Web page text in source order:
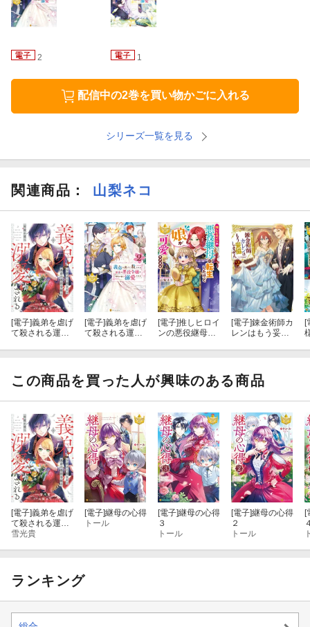
2 1
配信中の2巻を買い物かごに入れる
シリーズ一覧を見る
関連商品 ： 山梨ネコ
[電子]義弟を虐げ
て殺される運命
[電子]義弟を虐げ
て殺される運命
[電子]推しヒロイ
ンの悪役継母に
[電子]錬金術師カ
レンはもう妥協
[
この商品を買った人が興味のある商品
[電子]義弟を虐げ
て殺される運命
の悪役令嬢は何
雪光貴
[電子]継母の心得
トール
[電子]継母の心得
３
トール
[電子]継母の心得
２
トール
[
ランキング